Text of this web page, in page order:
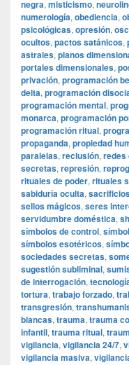
negra, misticismo,
numerología, obediencia,
psicológicas, opresión,
ocultos, pactos satánicos,
astrales, planos
portales dimensionales,
privación, programación
delta, programación
programación mental,
monarca, programación
programación ritual,
propaganda, propiedad
paralelas, reclusión, redes
secretas, represión,
rituales de poder, rituales
sabiduría oculta,
sellos mágicos, seres
servidumbre doméstica,
símbolos de control,
símbolos esotéricos,
sociedades secretas,
sugestión subliminal,
de interrogación,
tortura, trabajo forzado,
transgresión,
blancas, trauma, trauma
infantil, trauma ritual,
vigilancia, vigilancia 24/7,
vigilancia masiva,